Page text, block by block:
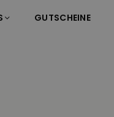
GUTSCHEINE